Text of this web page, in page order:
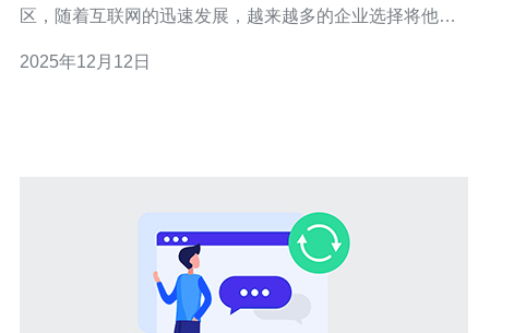
区，随着互联网的迅速发展，越来越多的企业选择将他们
湾服务器托管的服务内容与流程，帮助您做出明智的决
2025年12月12日